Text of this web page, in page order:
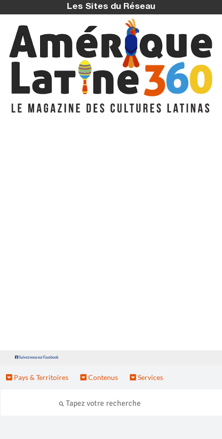
Les Sites du Réseau
Suivez nous sur Facebook
Pays & Territoires Contenus Services